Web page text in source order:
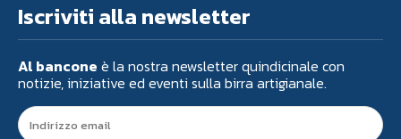
Iscriviti alla newsletter
Al bancone è la nostra newsletter quindicinale con
notizie, iniziative ed eventi sulla birra artigianale.